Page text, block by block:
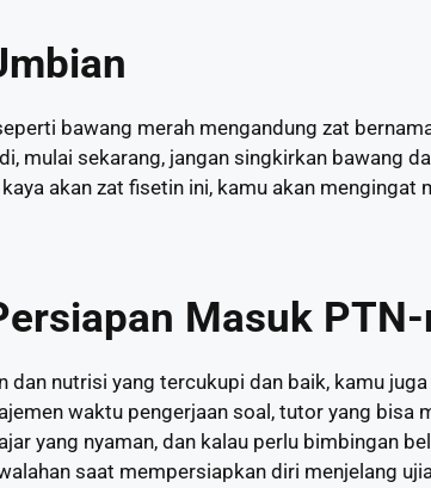
bawang merah mengandung zat
mulai sekarang, jangan singkirkan bawang
akan zat fisetin ini, kamu akan
Masuk
dan nutrisi yang tercukupi dan baik, kamu
waktu pengerjaan soal, tutor yang bisa
yang nyaman, dan kalau perlu bimbingan
saat mempersiapkan diri menjelang